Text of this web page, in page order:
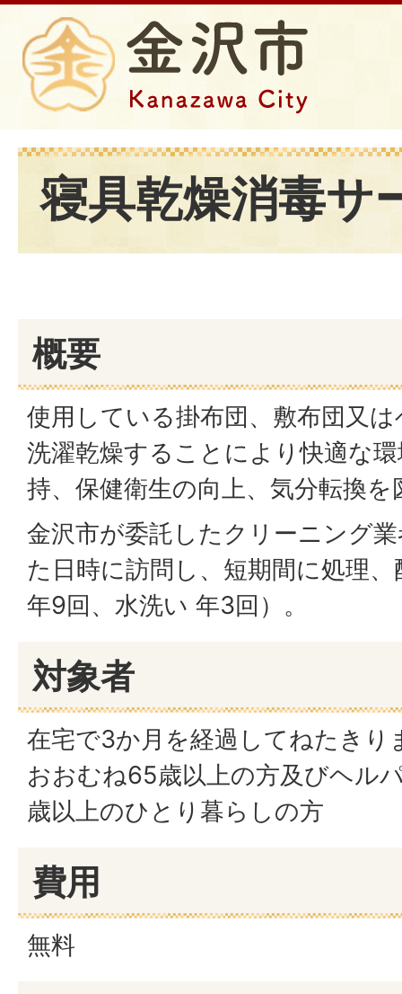
寝具乾燥消毒サ
概要
使用している掛布団、敷布団又
洗濯乾燥することにより快適な
持、保健衛生の向上、気分転換を
金沢市が委託したクリーニング
た日時に訪問し、短期間に処理
年9回、水洗い 年3回）。
対象者
在宅で3か月を経過してねたきり
おおむね65歳以上の方及びヘル
歳以上のひとり暮らしの方
費用
無料